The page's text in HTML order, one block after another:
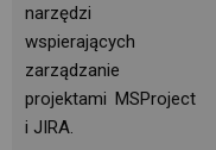
narzędzi
wspierających
zarządzanie
projektami MSProject
i JIRA.